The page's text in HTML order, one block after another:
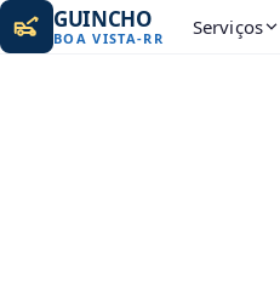
GUINCHO
BOA VISTA-RR Serviços